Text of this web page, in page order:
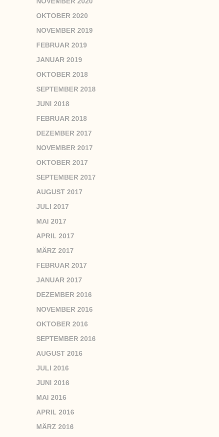
OKTOBER 2020
NOVEMBER 2019
FEBRUAR 2019
JANUAR 2019
OKTOBER 2018
SEPTEMBER 2018
JUNI 2018
FEBRUAR 2018
DEZEMBER 2017
NOVEMBER 2017
OKTOBER 2017
SEPTEMBER 2017
AUGUST 2017
JULI 2017
MAI 2017
APRIL 2017
MÄRZ 2017
FEBRUAR 2017
JANUAR 2017
DEZEMBER 2016
NOVEMBER 2016
OKTOBER 2016
SEPTEMBER 2016
AUGUST 2016
JULI 2016
JUNI 2016
MAI 2016
APRIL 2016
MÄRZ 2016